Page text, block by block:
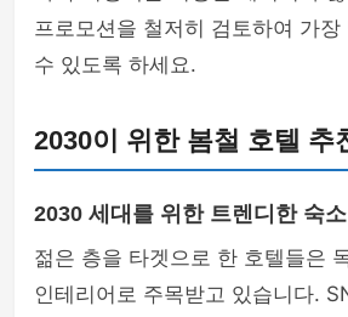
프로모션을 철저히 검토하여 가
수 있도록 하세요.
2030이 위한 봄철 호텔 추
2030 세대를 위한 트렌디한 숙소
젊은 층을 타겟으로 한 호텔들은
인테리어로 주목받고 있습니다.